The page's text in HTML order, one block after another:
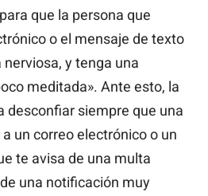
que la persona que
o el mensaje de texto
y tenga una
meditada». Ante esto, la
desconfiar siempre que una
un correo electrónico o un
te avisa de una multa
una notificación muy